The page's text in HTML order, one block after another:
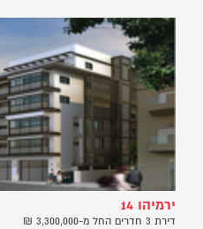
ירמיהו 14
דירת 3 חדרים החל מ-3,300,000 ₪